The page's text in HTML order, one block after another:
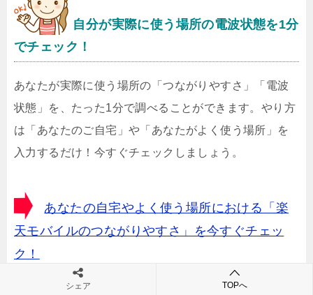
自分が実際に使う場所の電波状態を1分
でチェック！
あなたが実際に使う場所の「つながりやすさ」「電波
状態」を、たった1分で調べることができます。やり方
は「あなたのご自宅」や「あなたがよく使う場所」を
入力するだけ！今すぐチェックしましょう。
あなたの自宅やよく使う場所における「楽
天モバイルのつながりやすさ」を今すぐチェッ
ク！
シェア TOPへ